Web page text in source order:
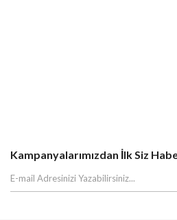
Kampanyalarımızdan İlk Siz